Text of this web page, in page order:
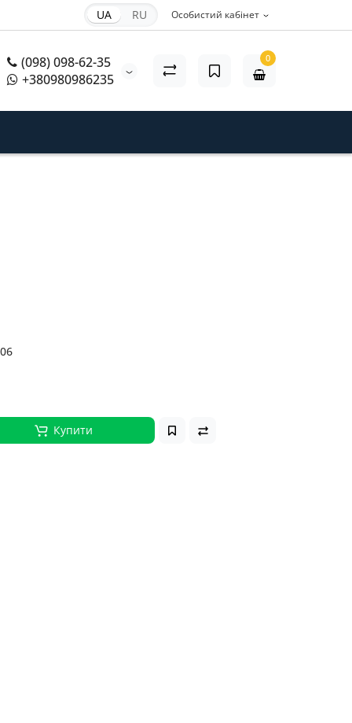
Особистий кабінет
UA RU
(098) 098-62-35
+380980986235
0
Купити